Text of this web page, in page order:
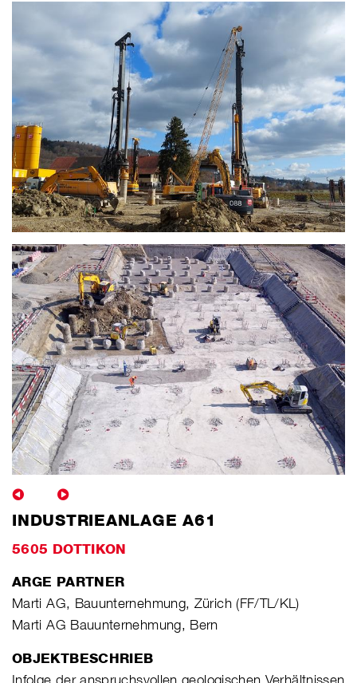
INDUSTRIEANLAGE A61
5605 DOTTIKON
ARGE PARTNER
Marti AG, Bauunternehmung, Zürich (FF/TL/KL)
Marti AG Bauunternehmung, Bern
OBJEKTBESCHRIEB
Infolge der anspruchsvollen geologischen Verhältnissen